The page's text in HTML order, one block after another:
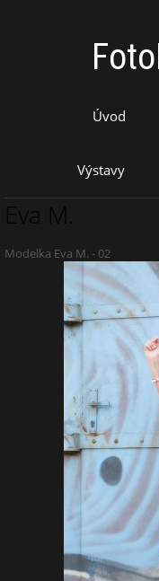
Úvod
Výstavy
Eva M.
Modelka Eva M. - 02